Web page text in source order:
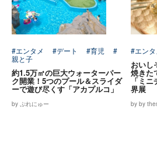
#エンタメ #デート #育児
#
親と子
約1.5万㎡の巨大ウォーターパー
ク開業！5つのプール＆スライダ
ーで遊び尽くす「アカプルコ」
by ぷれにゅー
#エンタ
おいし
焼きた
「ミ
界展
by by